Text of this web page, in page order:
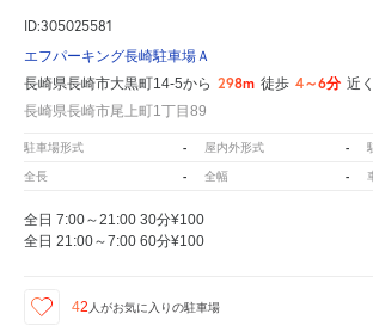
ID:305025581
エフパーキング長崎駐車場Ａ
長崎県長崎市大黒町14-5から 298m 徒歩 4～6分 近
長崎県長崎市尾上町1丁目89
駐車場形式 - 屋内外形式 -
全長 - 全幅 -
全日 7:00～21:00 30分¥100
全日 21:00～7:00 60分¥100
42 人がお気に入りの駐車場